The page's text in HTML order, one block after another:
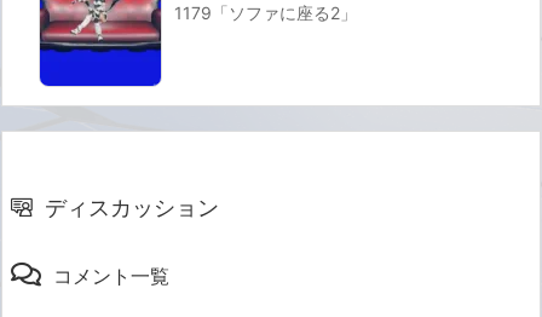
1179「ソファに座る2」
ディスカッション
コメント一覧